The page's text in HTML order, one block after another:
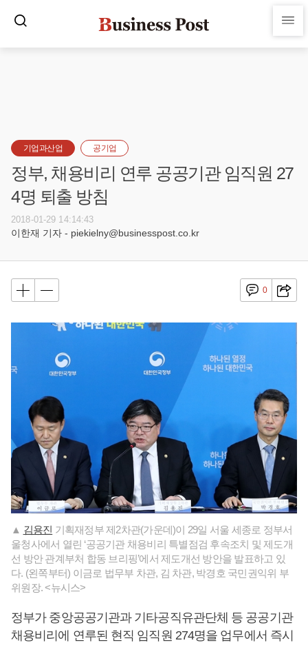
기업과산업 공기업
정부, 채용비리 연루 공공기관 임직원 27
4명 퇴출 방침
2018-01-29 14:14:43
이한재 기자 - piekielny@businesspost.co.kr
0
▲ 김용진 기획재정부 제2차관(가운데)이 29일 서울 세종로 정부서
울청사에서 열린 ‘공공기관 채용비리 특별점검 후속조치 및 제도개
선 방안 관계부처 합동 브리핑’에서 제도개선 방안을 발표하고 있
다. (왼쪽부터) 이금로 법무부 차관, 김 차관, 박경호 국민권익위 부
위원장. <뉴시스>
정부가 중앙공공기관과 기타공직유관단체 등 공공기관
채용비리에 연루된 현직 임직원 274명을 업무에서 즉시